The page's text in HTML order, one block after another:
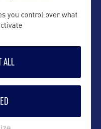
CATEGORIE
you control over what
ALL